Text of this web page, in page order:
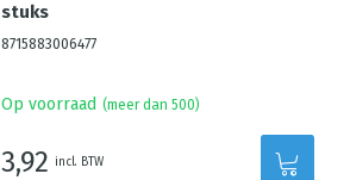
stuks
8715883006477
Op voorraad (meer dan 500)
3,92 incl. BTW